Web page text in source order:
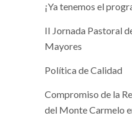
¡Ya tenemos el
II Jornada Pastoral
Mayores
Política de Calidad
Compromiso de la
del Monte Carmelo